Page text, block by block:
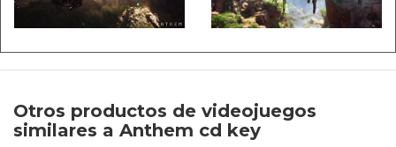
Otros productos de videojuegos
similares a Anthem cd key